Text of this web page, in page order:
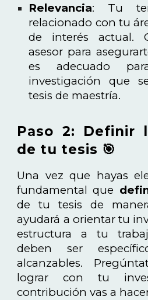
Relevancia: Tu
relacionado con tu
de interés actual.
asesor para
es adecuado
investigación que
tesis de maestría.
Paso 2: Definir
de tu tesis 🎯
Una vez que hayas
fundamental que
de tu tesis de
ayudará a orientar tu
estructura a tu
deben ser
alcanzables.
lograr con tu
contribución vas a